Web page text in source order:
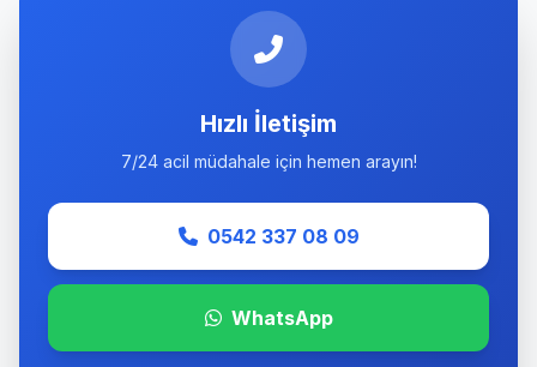
Hızlı İletişim
7/24 acil müdahale için hemen arayın!
0542 337 08 09
WhatsApp